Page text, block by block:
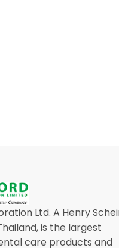
Ltd. A Henry
is the largest
care products and